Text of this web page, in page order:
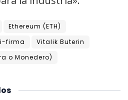
Ethereum (ETH)
firma
Vitalik Buterin
o Monedero)